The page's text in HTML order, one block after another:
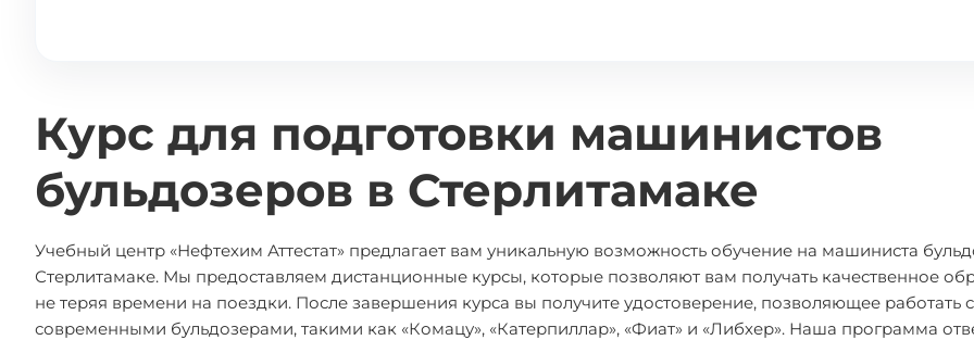
Курс для подготовки машинистов
бульдозеров в Стерлитамаке
Учебный центр «Нефтехим Аттестат» предлагает вам уникальную возможность обучение на машиниста
Стерлитамаке. Мы предоставляем дистанционные курсы, которые позволяют вам получать качественное
не теряя времени на поездки. После завершения курса вы получите удостоверение, позволяющее работать с
современными бульдозерами, такими как «Комацу», «Катерпиллар», «Фиат» и «Либхер». Наша программа